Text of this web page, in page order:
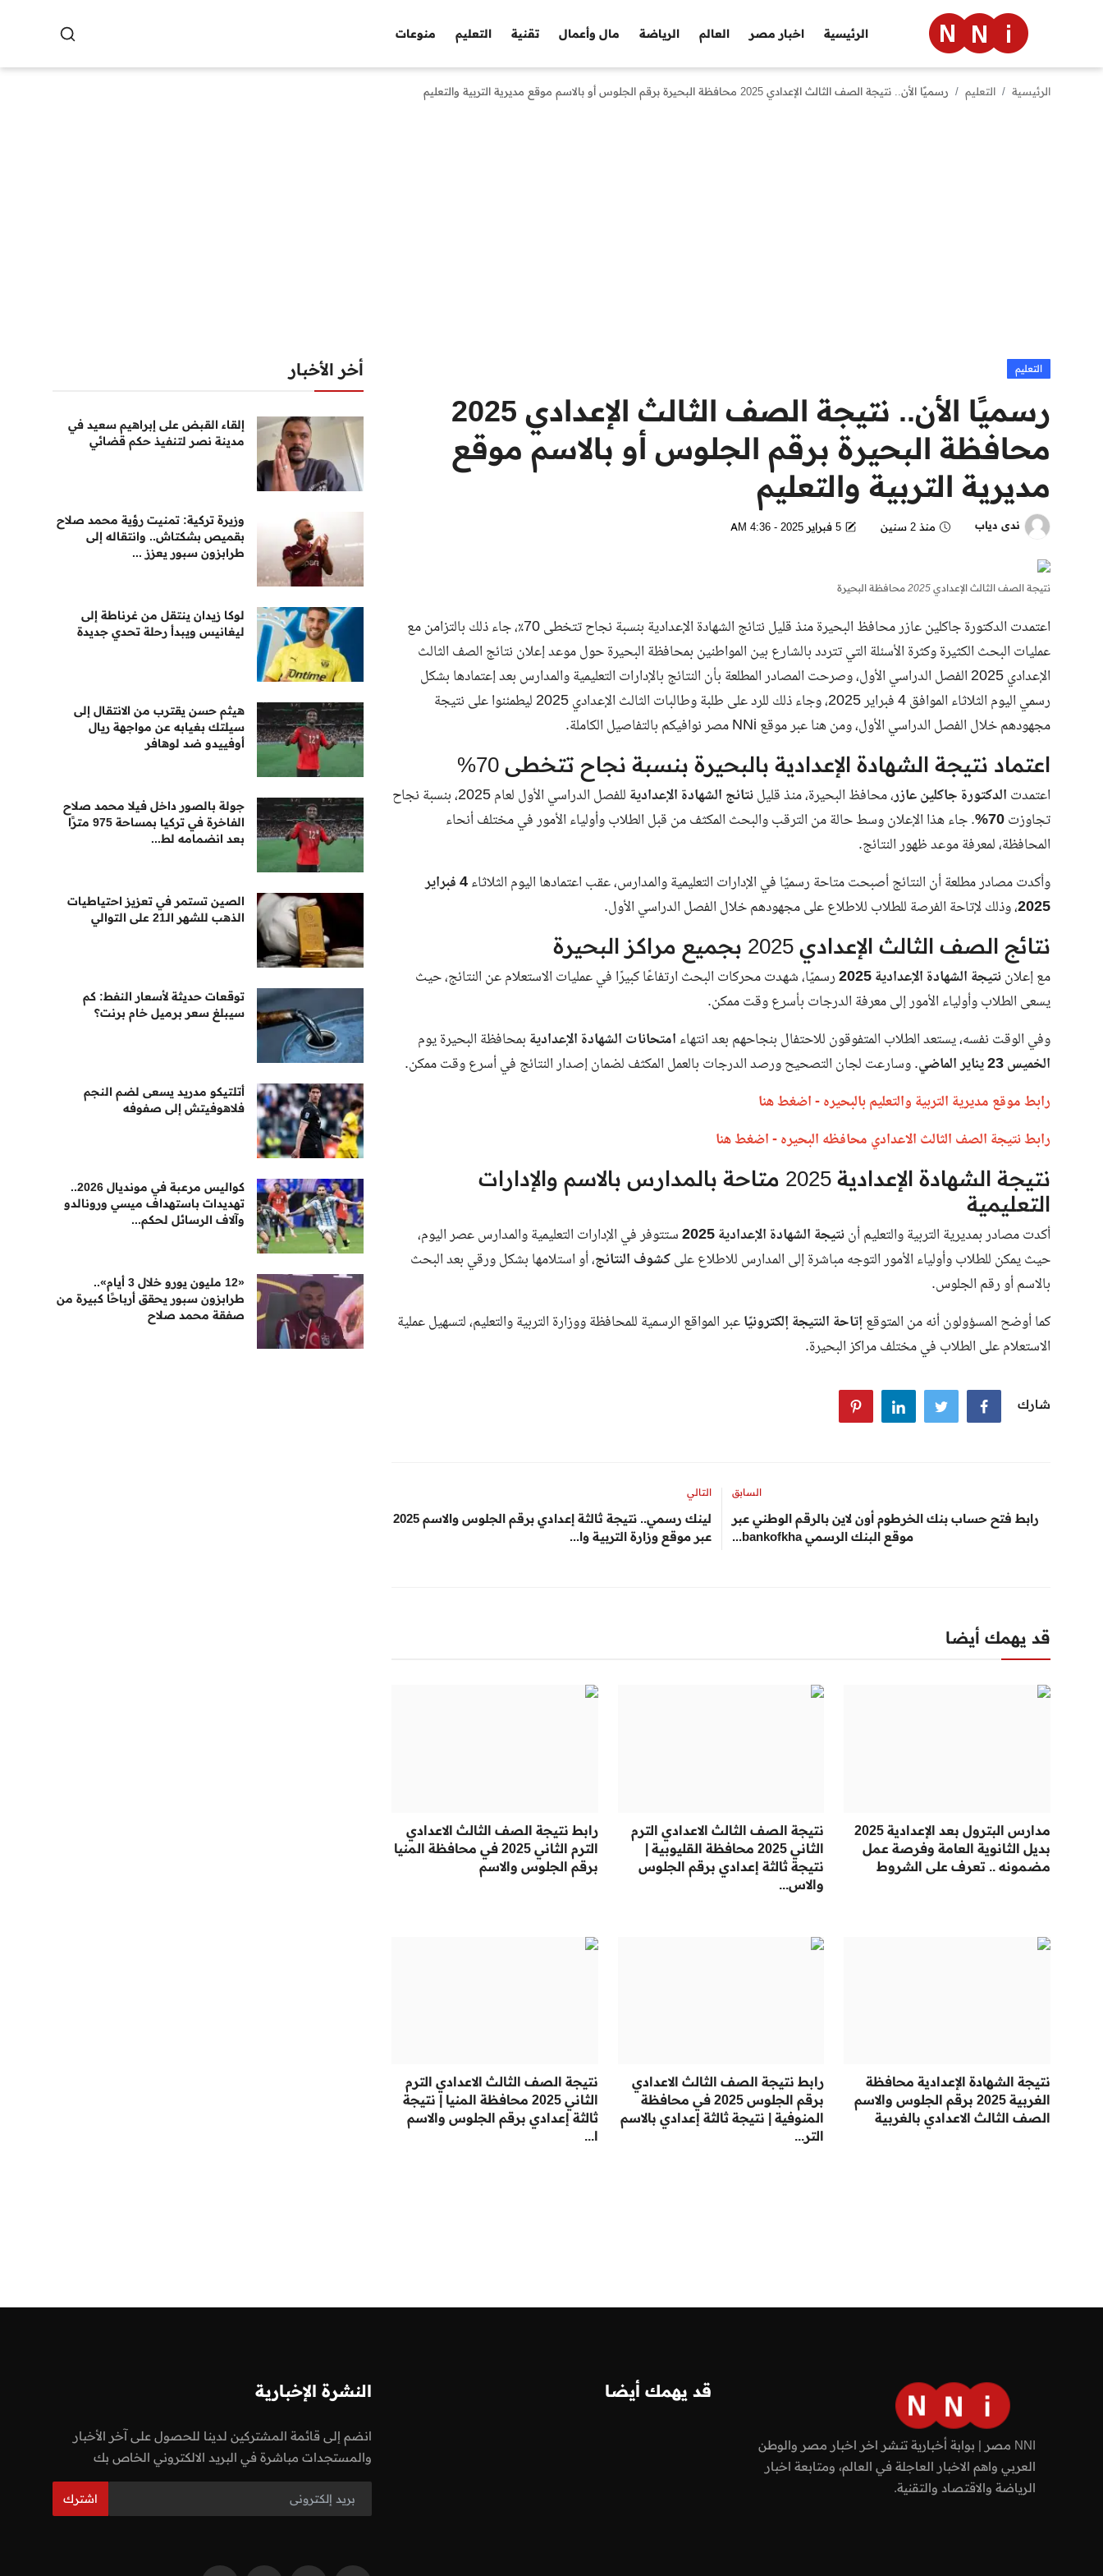
الرئيسية اخبار مصر العالم الرياضة مال وأعمال تقنية التعليم منوعات
منوعات
الرئيسية التعليم رسميًا الأن.. نتيجة الصف الثالث الإعدادي 2025 محافظة البحيرة برقم الجلوس أو بالاسم موقع مديرية التربية والتعليم
التعليم
رسميًا الأن.. نتيجة الصف الثالث الإعدادي 2025
محافظة البحيرة برقم الجلوس أو بالاسم موقع
مديرية التربية والتعليم
ندى دياب منذ 2 سنين 5 فبراير 2025 - 4:36 AM
نتيجة الصف الثالث الإعدادي 2025 محافظة البحيرة
اعتمدت الدكتورة جاكلين عازر محافظ البحيرة منذ قليل نتائج الشهادة الإعدادية بنسبة نجاح تتخطى 70٪، جاء ذلك بالتزامن مع
عمليات البحث الكثيرة وكثرة الأسئلة التي تتردد بالشارع بين المواطنين بمحافظة البحيرة حول موعد إعلان نتائج الصف الثالث
الإعدادي 2025 الفصل الدراسي الأول، وصرحت المصادر المطلعة بأن النتائج بالإدارات التعليمية والمدارس بعد إعتمادها بشكل
رسمي اليوم الثلاثاء الموافق 4 فبراير 2025، وجاء ذلك للرد على طلبة وطالبات الثالث الإعدادي 2025 ليطمئنوا على نتيجة
مجهودهم خلال الفصل الدراسي الأول، ومن هنا عبر موقع NNi مصر نوافيكم بالتفاصيل الكاملة.
اعتماد نتيجة الشهادة الإعدادية بالبحيرة بنسبة نجاح تتخطى 70%
اعتمدت الدكتورة جاكلين عازر، محافظ البحيرة، منذ قليلنتائج الشهادة الإعدادية
للفصل الدراسي الأول لعام 2025، بنسبة نجاح
تجاوزت70% . جاء هذا الإعلان وسط حالة من الترقب والبحث المكثف من قبل الطلاب وأولياء الأمور في مختلف أنحاء
المحافظة، لمعرفة موعد ظهور النتائج.
وأكدت مصادر مطلعة أن النتائج أصبحت متاحة رسميًا في الإدارات التعليمية والمدارس، عقب اعتمادها اليوم الثلاثاء
4 فبراير
2025، وذلك لإتاحة الفرصة للطلاب للاطلاع على مجهودهم خلال الفصل الدراسي الأول.
نتائج الصف الثالث الإعدادي 2025 بجميع مراكز البحيرة
مع إعلاننتيجة الشهادة الإعدادية 2025
رسميًا، شهدت محركات البحث ارتفاعًا كبيرًا في عمليات الاستعلام عن النتائج، حيث
يسعى الطلاب وأولياء الأمور إلى معرفة الدرجات بأسرع وقت ممكن.
وفي الوقت نفسه، يستعد الطلاب المتفوقون للاحتفال بنجاحهم بعد انتهاء امتحانات الشهادة الإعدادية بمحافظة البحيرة يوم
الخميس 23 يناير الماضي
. وسارعت لجان التصحيح ورصد الدرجات بالعمل المكثف لضمان إصدار النتائج في أسرع وقت ممكن.
رابط موقع مديرية التربية والتعليم بالبحيره - اضغط هنا
رابط نتيجة الصف الثالث الاعدادي محافظه البحيره - اضغط هنا
نتيجة الشهادة الإعدادية 2025 متاحة بالمدارس بالاسم والإدارات
التعليمية
أكدت مصادر بمديرية التربية والتعليم أننتيجة الشهادة الإعدادية 2025
ستتوفر في الإدارات التعليمية والمدارس عصر اليوم،
حيث يمكن للطلاب وأولياء الأمور التوجه مباشرة إلى المدارس للاطلاع علىكشوف النتائج، أو استلامها بشكل ورقي بعد البحث
بالاسم أو رقم الجلوس.
كما أوضح المسؤولون أنه من المتوقعإتاحة النتيجة إلكترونيًاعبر المواقع الرسمية للمحافظة ووزارة التربية والتعليم، لتسهيل عملية
الاستعلام على الطلاب في مختلف مراكز البحيرة.
شارك
السابق
رابط فتح حساب بنك الخرطوم أون لاين بالرقم الوطني عبر
موقع البنك الرسمي bankofkha...
التالي
لينك رسمي.. نتيجة ثالثة إعدادي برقم الجلوس والاسم 2025
عبر موقع وزارة التربية وا...
قد يهمك أيضا
مدارس البترول بعد الإعدادية 2025
بديل الثانوية العامة وفرصة عمل
مضمونه .. تعرف على الشروط
نتيجة الصف الثالث الاعدادي الترم
الثاني 2025 محافظة القليوبية |
نتيجة ثالثة إعدادي برقم الجلوس
والاس...
رابط نتيجة الصف الثالث الاعدادي
الترم الثاني 2025 في محافظة المنيا
برقم الجلوس والاسم
نتيجة الشهادة الإعدادية محافظة
الغربية 2025 برقم الجلوس والاسم
الصف الثالث الاعدادي بالغربية
رابط نتيجة الصف الثالث الاعدادي
برقم الجلوس 2025 في محافظة
المنوفية | نتيجة ثالثة إعدادي بالاسم
التر...
نتيجة الصف الثالث الاعدادي الترم
الثاني 2025 محافظة المنيا | نتيجة
ثالثة إعدادي برقم الجلوس والاسم
ا...
أخر الأخبار
إلقاء القبض على إبراهيم سعيد في
مدينة نصر لتنفيذ حكم قضائي
وزيرة تركية: تمنيت رؤية محمد صلاح
بقميص بشكتاش.. وانتقاله إلى
طرابزون سبور يعزز ...
لوكا زيدان ينتقل من غرناطة إلى
ليغانيس ويبدأ رحلة تحدي جديدة
هيثم حسن يقترب من الانتقال إلى
سيلتك بغيابه عن مواجهة ريال
أوفييدو ضد لوهافر
جولة بالصور داخل فيلا محمد صلاح
الفاخرة في تركيا بمساحة 975 مترًا
بعد انضمامه لط...
الصين تستمر في تعزيز احتياطيات
الذهب للشهر الـ21 على التوالي
توقعات حديثة لأسعار النفط: كم
سيبلغ سعر برميل خام برنت؟
أتلتيكو مدريد يسعى لضم النجم
فلاهوفيتش إلى صفوفه
كواليس مرعبة في مونديال 2026..
تهديدات باستهداف ميسي ورونالدو
وآلاف الرسائل لحكم...
«12 مليون يورو خلال 3 أيام»..
طرابزون سبور يحقق أرباحًا كبيرة من
صفقة محمد صلاح
NNI مصر | بوابة أخبارية تنشر اخر اخبار مصر والوطن
العربي واهم الاخبار العاجلة في العالم، ومتابعة اخبار
الرياضة والاقتصاد والتقنية.
قد يهمك أيضا النشرة الإخبارية
انضم إلى قائمة المشتركين لدينا للحصول على آخر الأخبار
والمستجدات مباشرة في البريد الالكتروني الخاص بك
اشترك